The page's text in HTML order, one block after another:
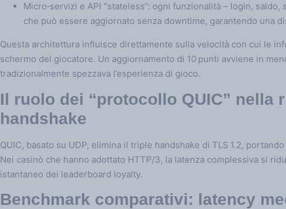
Micro‑servizi e API “stateless”: ogni funzionalità – login,
che può essere aggiornato senza downtime, garantendo una
Questa architettura influisce direttamente sulla velocità con cui le
schermo del giocatore. Un aggiornamento di 10 punti avviene in
tradizionalmente spezzava l’esperienza di gioco.
Il ruolo dei “protocollo QUIC” nella
handshake
QUIC, basato su UDP, elimina il triple handshake di TLS 1.2,
Nei casinò che hanno adottato HTTP/3, la latenza complessiva si
istantaneo dei leaderboard loyalty.
Benchmark comparativi: latency